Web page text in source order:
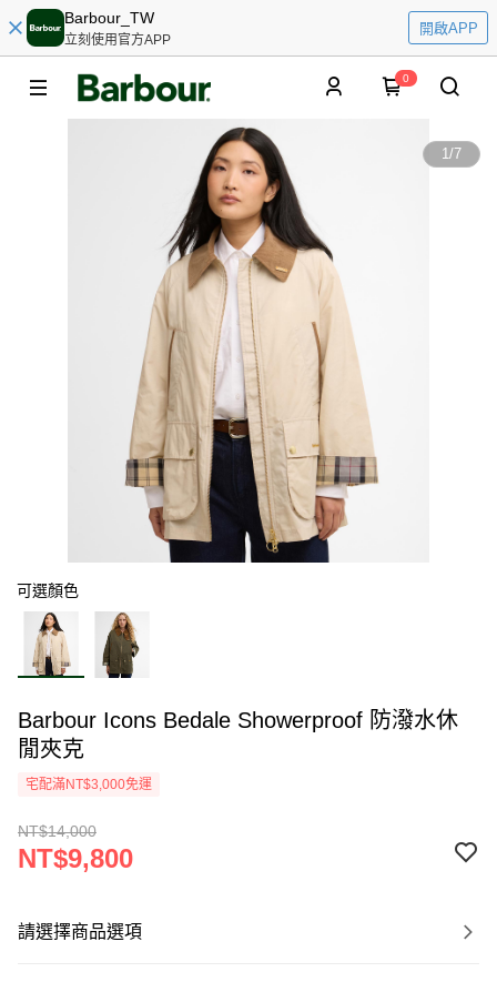
Barbour_TW
立刻使用官方APP
開啟APP
0
1/7
可選顏色
Barbour Icons Bedale Showerproof 防潑水休
閒夾克
宅配滿NT$3,000免運
NT$14,000
NT$9,800
請選擇商品選項